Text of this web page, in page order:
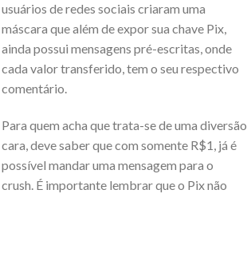
usuários de redes sociais criaram uma
máscara que além de expor sua chave Pix,
ainda possui mensagens pré-escritas, onde
cada valor transferido, tem o seu respectivo
comentário.
Para quem acha que trata-se de uma diversão
cara, deve saber que com somente R$1, já é
possível mandar uma mensagem para o
crush. É importante lembrar que o Pix não